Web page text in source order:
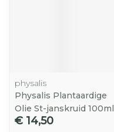
physalis
Physalis Plantaardige
Olie St-janskruid 100ml
€ 14,50